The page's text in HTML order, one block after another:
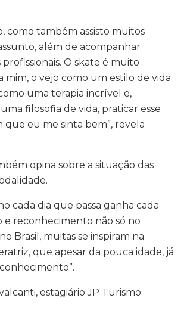
como também assisto muitos
além de acompanhar
O skate é muito
mim, o vejo como um estilo de vida
uma terapia incrível e,
filosofia de vida, praticar esse
que eu me sinta bem”, revela
opina sobre a situação das
cada dia que passa ganha cada
e reconhecimento não só no
Brasil, muitas se inspiram na
que apesar da pouca idade, já
estagiário JP Turismo